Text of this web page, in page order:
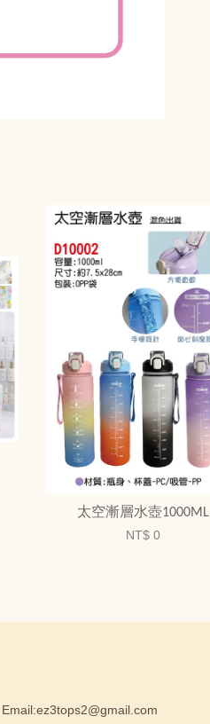
太空漸層水壺1000ML
NT$ 0